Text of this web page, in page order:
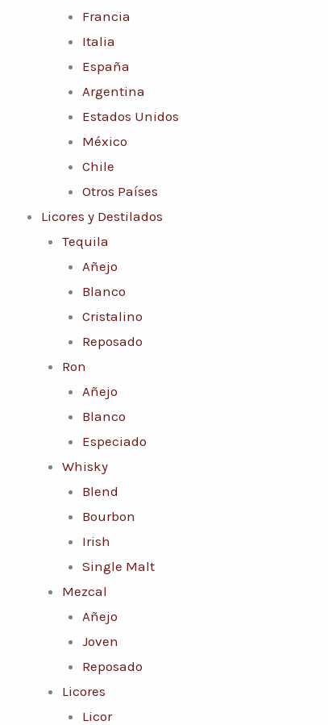
Francia
Italia
España
Argentina
Estados Unidos
México
Chile
Otros Países
Licores y Destilados
Tequila
Añejo
Blanco
Cristalino
Reposado
Ron
Añejo
Blanco
Especiado
Whisky
Blend
Bourbon
Irish
Single Malt
Mezcal
Añejo
Joven
Reposado
Licores
Licor